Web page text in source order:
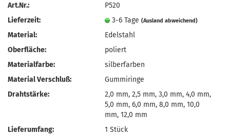
Art.Nr.:
P520
Lieferzeit:
3-6 Tage(Ausland abweichend)
Material:
Edelstahl
Oberfläche:
poliert
Materialfarbe:
silberfarben
Material Verschluß:
Gummiringe
Drahtstärke:
2,0 mm, 2,5 mm, 3,0 mm, 4,0 mm,
5,0 mm, 6,0 mm, 8,0 mm, 10,0
mm, 12,0 mm
Lieferumfang:
1 Stück